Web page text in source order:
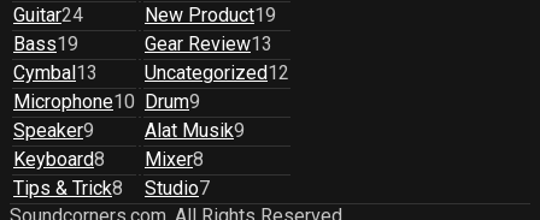
Guitar24 New Product19
Bass19 Gear Review13
Cymbal 13 Uncategorized12
Microphone10 Drum9
Speaker9 Alat Musik9
Keyboard8 Mixer8
Tips & Trick8 Studio7